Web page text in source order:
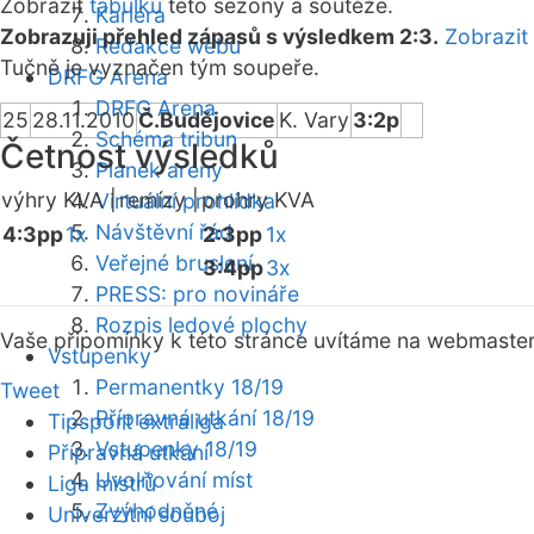
Kariéra
Redakce webu
DRFG Arena
DRFG Arena
Schéma tribun
Plánek areny
Virtuální prohlídka
Návštěvní řád
Veřejné bruslení
PRESS: pro novináře
Rozpis ledové plochy
Vstupenky
Permanentky 18/19
Přípravná utkání 18/19
Vstupenky 18/19
Uvolňování míst
Zvýhodněné
Zobrazit tabulku této sezóny a soutěže.
Zobrazuji přehled zápasů s výsledkem 2:3. Zobrazit
Tučně je vyznačen tým soupeře.
25 28.11.2010Č.Budějovice K. Vary 3:2p
Četnost výsledků
výhry KVA |remízy |prohry KVA
4:3pp1x 2:3pp1x
3:4pp3x
Vaše připomínky k této stránce uvítáme na webmaster
Tweet
Tipsport extraliga
Přípravná utkání
Liga mistrů
Univerzitní souboj